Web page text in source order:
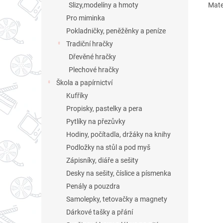
Slizy,modelíny a hmoty
Pro miminka
Pokladničky, peněžěnky a peníze
Tradiční hračky
Dřevěné hračky
Plechové hračky
Škola a papírnictví
Kufříky
Propisky, pastelky a pera
Pytlíky na přezůvky
Hodiny, počítadla, držáky na knihy
Podložky na stůl a pod myš
Zápisníky, diáře a sešity
Desky na sešity, číslice a písmenka
Penály a pouzdra
Samolepky, tetovačky a magnety
Dárkové tašky a přání